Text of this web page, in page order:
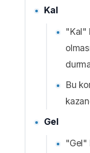
Kal
"Kal"
Bu
Gel
"Gel"